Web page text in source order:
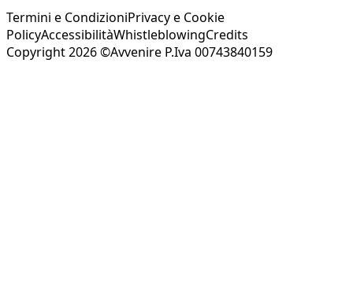
Termini e CondizioniPrivacy e Cookie
PolicyAccessibilitàWhistleblowingCredits
Copyright 2026 ©Avvenire P.Iva 00743840159